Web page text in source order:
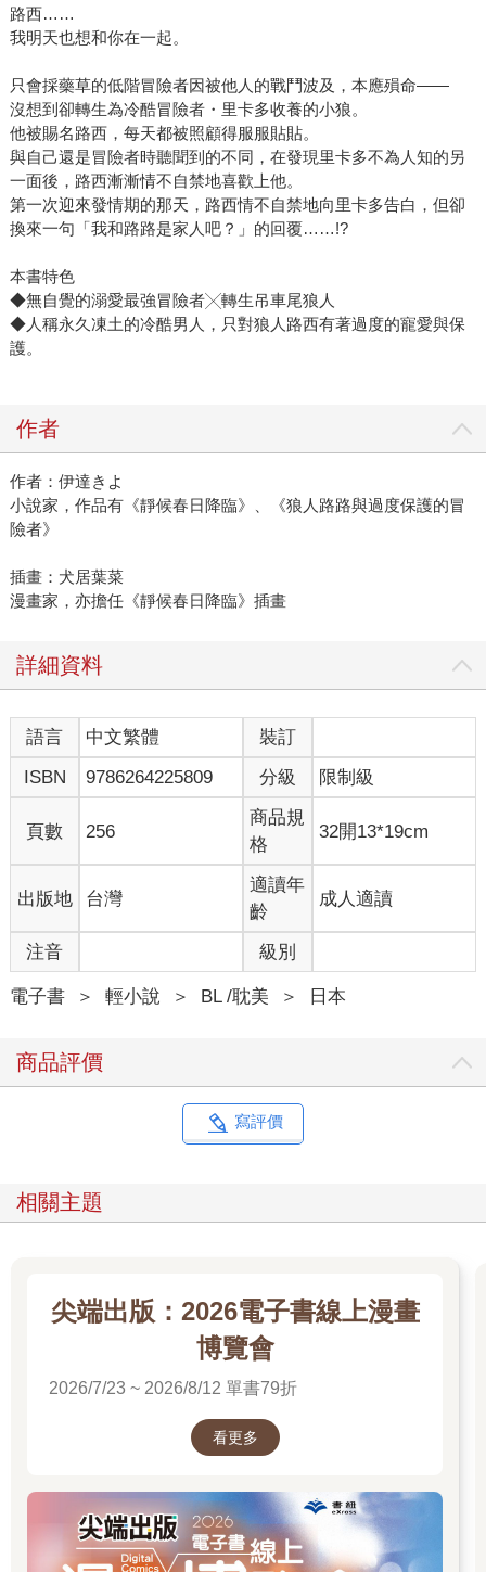
路西……
我明天也想和你在一起。
只會採藥草的低階冒險者因被他人的戰鬥波及，本應殞命——
沒想到卻轉生為冷酷冒險者・里卡多收養的小狼。
他被賜名路西，每天都被照顧得服服貼貼。
與自己還是冒險者時聽聞到的不同，在發現里卡多不為人知的另
一面後，路西漸漸情不自禁地喜歡上他。
第一次迎來發情期的那天，路西情不自禁地向里卡多告白，但卻
換來一句「我和路路是家人吧？」的回覆……!?
本書特色
◆無自覺的溺愛最強冒險者╳轉生吊車尾狼人
◆人稱永久凍土的冷酷男人，只對狼人路西有著過度的寵愛與保
護。
作者
作者：伊達きよ
小說家，作品有《靜候春日降臨》、《狼人路路與過度保護的冒
險者》
插畫：犬居葉菜
漫畫家，亦擔任《靜候春日降臨》插畫
詳細資料
語言 中文繁體
裝訂
ISBN
9786264225809 分級 限制級
頁數 256
商品規
格
32開13*19cm
出版地 台灣
適讀年
齡
成人適讀
注音 級別
電子書 ＞ 輕小說 ＞ BL /耽美 ＞ 日本
商品評價
寫評價
相關主題
尖端出版：2026電子書線上漫畫
博覽會
2026/7/23 ~ 2026/8/12 單書79折
看更多